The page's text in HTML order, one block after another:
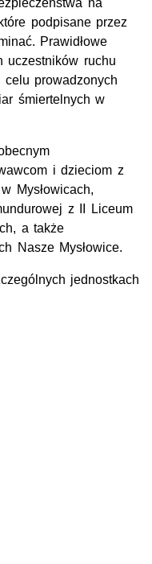
podpisane przez
Prawidłowe
uczestników ruchu
prowadzonych
śmiertelnych w
i dzieciom z
Mysłowicach,
z II Liceum
a także
Nasze Mysłowice.
jednostkach